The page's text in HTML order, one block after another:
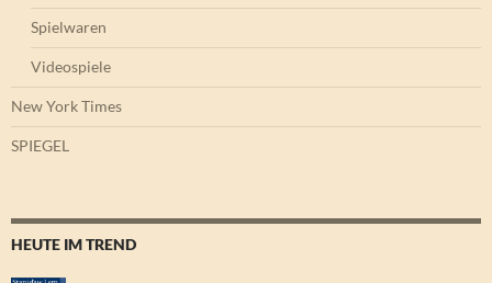
Spielwaren
Videospiele
New York Times
SPIEGEL
HEUTE IM TREND